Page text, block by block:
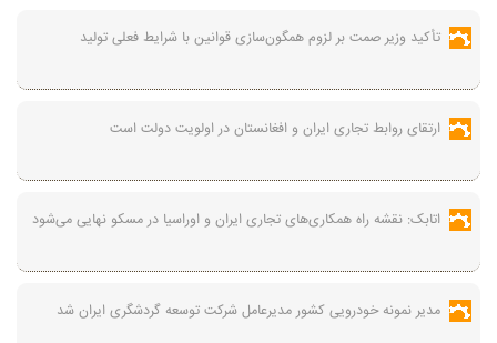
تأکید وزیر صمت بر لزوم همگون‌سازی قوانین با شرایط فعلی تولید
ارتقای روابط تجاری ایران و افغانستان در اولویت دولت است
اتابک: نقشه راه همکاری‌های تجاری ایران و اوراسیا در مسکو نهایی می‌شود
مدیر نمونه خودرویی کشور مدیرعامل شرکت توسعه گردشگری ایران شد